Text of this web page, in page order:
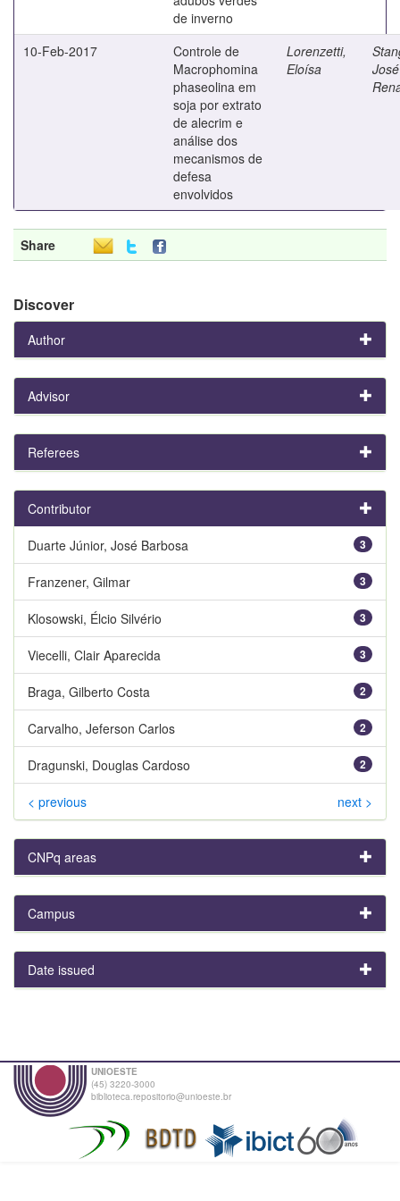
de inverno
10-Feb-2017
Controle de
Macrophomina
phaseolina em
soja por extrato
de alecrim e
análise dos
mecanismos de
defesa
envolvidos
Lorenzetti,
Eloísa
José
Share
Discover
Author
Advisor
Referees
Contributor
3
Duarte Júnior, José Barbosa
3
Franzener, Gilmar
3
Klosowski, Élcio Silvério
3
Viecelli, Clair Aparecida
2
Braga, Gilberto Costa
2
Carvalho, Jeferson Carlos
2
Dragunski, Douglas Cardoso
< previous next >
CNPq areas
Campus
Date issued
UNIOESTE
(45) 3220-3000
biblioteca.repositorio@unioeste.br